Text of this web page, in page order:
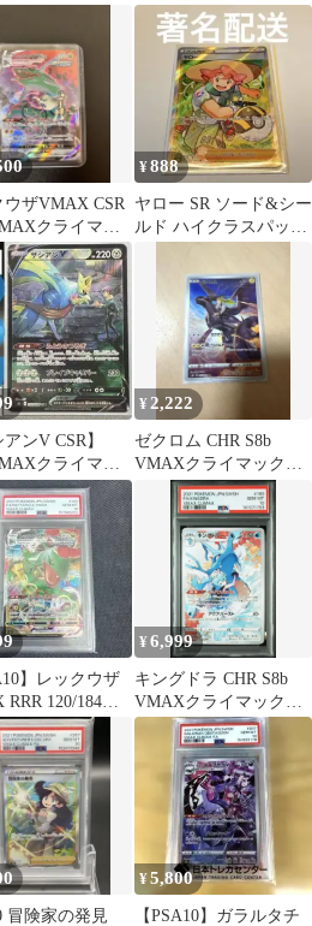
265/184 ポケカ
ウザVMAX CSR
クライマッ
184
¥888
ヤロー SR ソード&シー
ルド ハイクラスパック
アンV CSR】
クライマッ
184
¥2,222
ゼクロム CHR S8b
VMAXクライマックス
195/184
】レックウザ
RRR 120/184
クライマックス
¥6,999
キングドラ CHR S8b
VMAXクライマックス
190/184 psa10
冒険家の発見
¥5,800
【PSA10】ガラルタチ